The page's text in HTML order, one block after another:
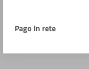
Pago in rete